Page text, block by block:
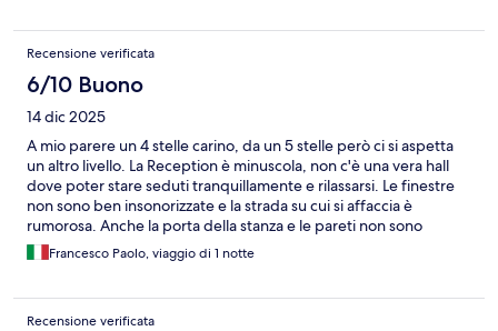
Recensione verificata
6/10 Buono
14 dic 2025
A mio parere un 4 stelle carino, da un 5 stelle però ci si aspetta
un altro livello. La Reception è minuscola, non c'è una vera hall
dove poter stare seduti tranquillamente e rilassarsi. Le finestre
non sono ben insonorizzate e la strada su cui si affaccia è
rumorosa. Anche la porta della stanza e le pareti non sono
spesse.Francesco Paolo, viaggio di 1 notte
Recensione verificata